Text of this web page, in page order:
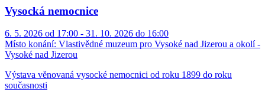
Vysocká nemocnice
6. 5. 2026 od 17:00 - 31. 10. 2026 do 16:00
Místo konání: Vlastivědné muzeum pro Vysoké nad Jizerou a okolí -
Vysoké nad Jizerou
Výstava věnovaná vysocké nemocnici od roku 1899 do roku
současnosti